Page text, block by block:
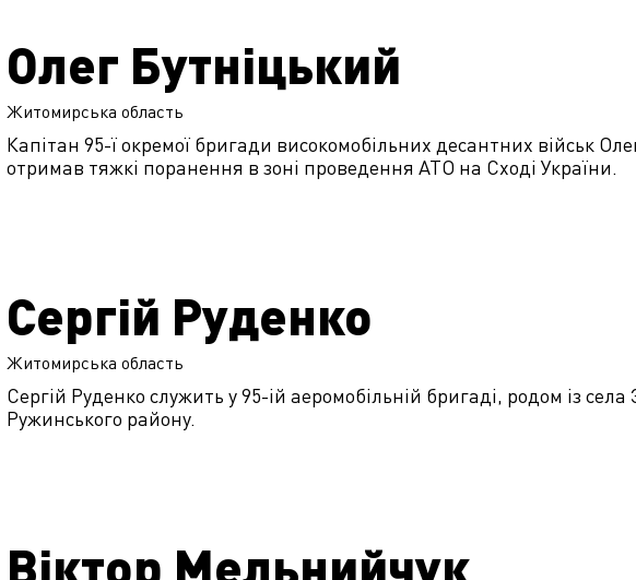
Олег Бутніцький
Житомирська область
Капітан 95-ї окремої бригади високомобільних десантних військ
отримав тяжкі поранення в зоні проведення АТО на Сході України.
Сергій Руденко
Житомирська область
Сергій Руденко служить у 95-ій аеромобільній бригаді, родом із села
Ружинського району.
Віктор Мельнийчук